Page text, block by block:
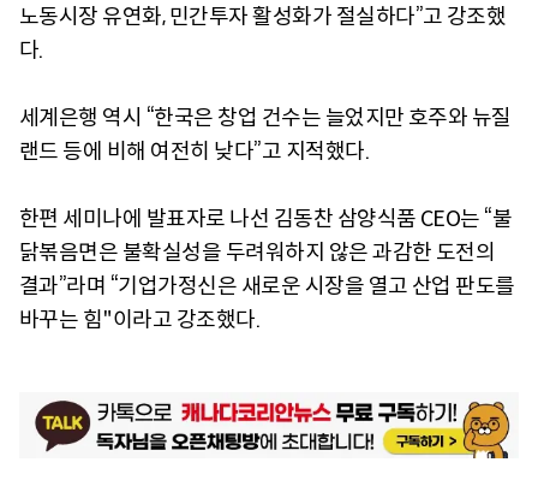
노동시장 유연화, 민간투자 활성화가 절실하다”고 강조했
다.
세계은행 역시 “한국은 창업 건수는 늘었지만 호주와 뉴질
랜드 등에 비해 여전히 낮다”고 지적했다.
한편 세미나에 발표자로 나선 김동찬 삼양식품 CEO는 “불
닭볶음면은 불확실성을 두려워하지 않은 과감한 도전의
결과”라며 “기업가정신은 새로운 시장을 열고 산업 판도를
바꾸는 힘"이라고 강조했다.